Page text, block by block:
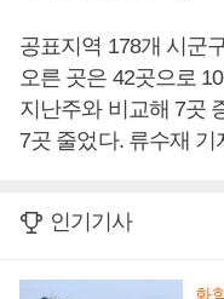
공표지역 178개 시군
오른 곳은 42곳으로
지난주와 비교해 7곳
7곳 줄었다. 류수재 기
인기기사
화